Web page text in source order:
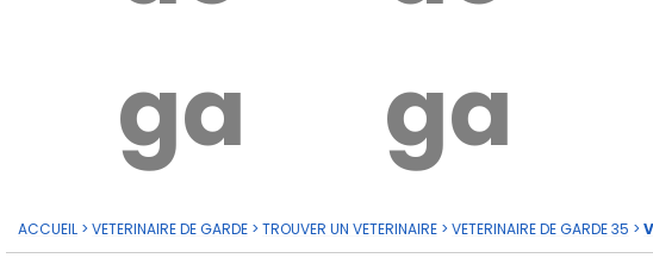
garde?
ACCUEIL > VETERINAIRE DE GARDE > TROUVER UN VETERINAIRE > VETERINAIRE DE GARDE 35 >